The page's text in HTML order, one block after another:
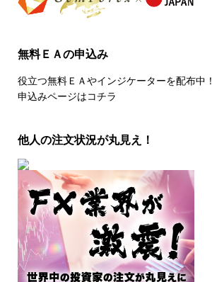
無料ＥＡの申込み
役立つ無料ＥＡやインジケーターを配布中！
申込みページはコチラ
他人の注文状況が丸見え！